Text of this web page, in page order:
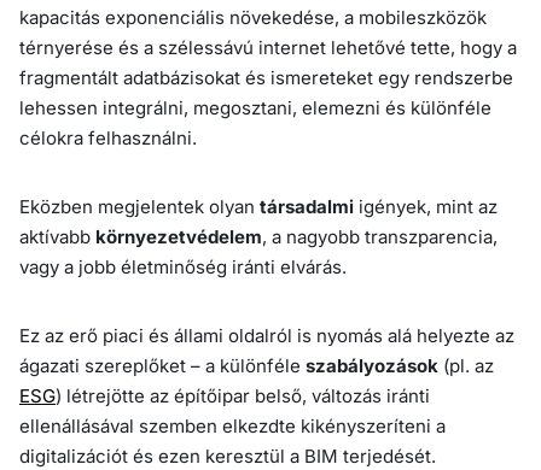
kapacitás exponenciális növekedése, a mobileszközök
térnyerése és a szélessávú internet lehetővé tette, hogy a
fragmentált adatbázisokat és ismereteket egy rendszerbe
lehessen integrálni, megosztani, elemezni és különféle
célokra felhasználni.
Eközben megjelentek olyan társadalmi igények, mint az
aktívabb környezetvédelem, a nagyobb transzparencia,
vagy a jobb életminőség iránti elvárás.
Ez az erő piaci és állami oldalról is nyomás alá helyezte az
ágazati szereplőket – a különféle szabályozások (pl. az
ESG) létrejötte az építőipar belső, változás iránti
ellenállásával szemben elkezdte kikényszeríteni a
digitalizációt és ezen keresztül a BIM terjedését.